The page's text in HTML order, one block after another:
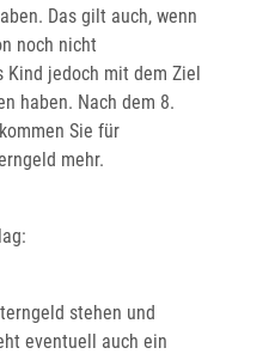
Das gilt auch, wenn
noch nicht
Kind jedoch mit dem Ziel
haben. Nach dem 8.
Sie für
mehr.
stehen und
eventuell auch ein